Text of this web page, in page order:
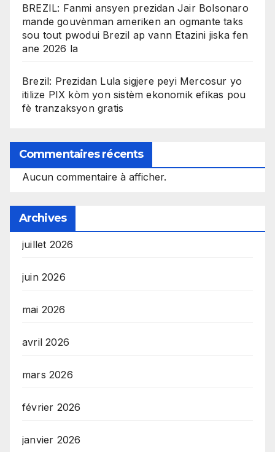
BREZIL: Fanmi ansyen prezidan Jair Bolsonaro
mande gouvènman ameriken an ogmante taks
sou tout pwodui Brezil ap vann Etazini jiska fen
ane 2026 la
Brezil: Prezidan Lula sigjere peyi Mercosur yo
itilize PIX kòm yon sistèm ekonomik efikas pou
fè tranzaksyon gratis
Commentaires récents
Aucun commentaire à afficher.
Archives
juillet 2026
juin 2026
mai 2026
avril 2026
mars 2026
février 2026
janvier 2026